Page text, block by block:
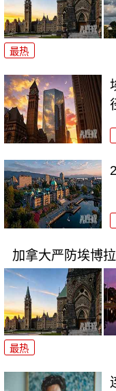
最热
加拿大严防埃博
最热